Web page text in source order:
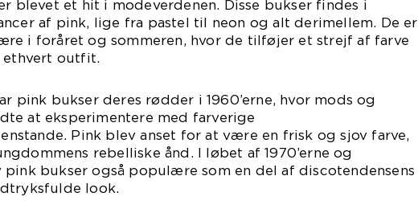
blevet et hit i modeverdenen. Disse bukser findes i
af pink, lige fra pastel til neon og alt derimellem. De er
i foråret og sommeren, hvor de tilføjer et strejf af farve
outfit.
pink bukser deres rødder i 1960’erne, hvor mods og
at eksperimentere med farverige
Pink blev anset for at være en frisk og sjov farve,
rebelliske ånd. I løbet af 1970’erne og
pink bukser også populære som en del af discotendensens
look.